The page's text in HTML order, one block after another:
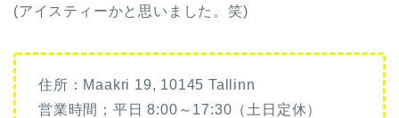
(アイスティーかと思いました。笑)
住所：Maakri 19, 10145 Tallinn
営業時間；平日 8:00～17:30（土日定休）